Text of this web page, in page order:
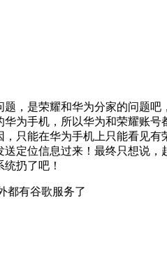
，是荣耀和华为分家的问题吧
为手机，所以华为和荣耀账号
只能在华为手机上只能看见有
定位信息过来！最终只想说，
扔了吧！
都有谷歌服务了